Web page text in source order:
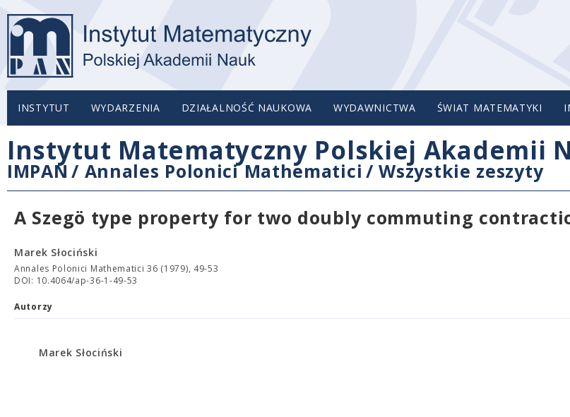
INSTYTUT WYDARZENIA DZIAŁALNOŚĆ NAUKOWA WYDAWNICTWA ŚWIAT MATEMATYKI
Instytut Matematyczny Polskiej Akademii
IMPAN / Annales Polonici Mathematici /Wszystkie zeszyty
A Szegö type property for two doubly commuting
Marek Słociński
Annales Polonici Mathematici 36 (1979), 49-53
DOI: 10.4064/ap-36-1-49-53
Autorzy
Marek Słociński